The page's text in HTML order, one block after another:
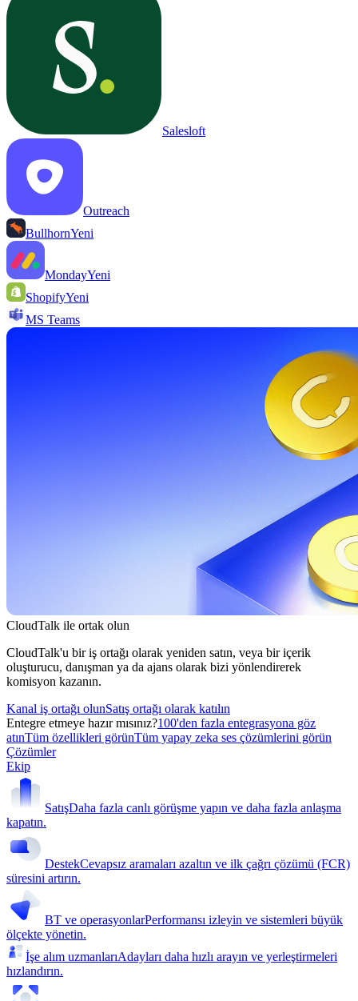
Salesloft
Outreach
BullhornYeni
MondayYeni
ShopifyYeni
MS Teams
CloudTalk ile ortak olun
CloudTalk'u bir iş ortağı olarak yeniden satın, veya bir içerik
oluşturucu, danışman ya da ajans olarak bizi yönlendirerek
komisyon kazanın.
Kanal iş ortağı olunSatış ortağı olarak katılın
Entegre etmeye hazır mısınız?100'den fazla entegrasyona göz
atınTüm özellikleri görünTüm yapay zeka ses çözümlerini görün
Çözümler
Ekip
SatışDaha fazla canlı görüşme yapın ve daha fazla anlaşma
kapatın.
DestekCevapsız aramaları azaltın ve ilk çağrı çözümü (FCR)
süresini artırın.
BT ve operasyonlarPerformansı izleyin ve sistemleri büyük
ölçekte yönetin.
İşe alım uzmanlarıAdayları daha hızlı arayın ve yerleştirmeleri
hızlandırın.